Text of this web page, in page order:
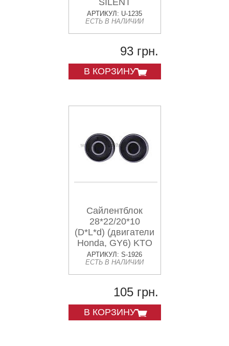
SILENT
АРТИКУЛ: U-1235
ЕСТЬ В НАЛИЧИИ
93 грн.
В КОРЗИНУ
Сайлентблок
28*22/20*10
(D*L*d) (двигатели
Honda, GY6) KTO
АРТИКУЛ: S-1926
ЕСТЬ В НАЛИЧИИ
105 грн.
В КОРЗИНУ